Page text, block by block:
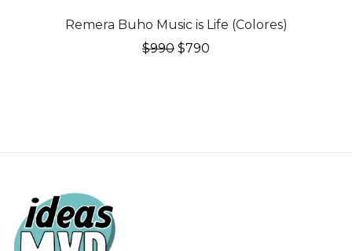
Remera Buho Music is Life (Colores)
$990 El
$790